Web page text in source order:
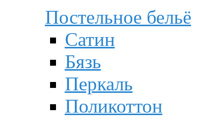
Постельное бельё
Сатин
Бязь
Перкаль
Поликоттон